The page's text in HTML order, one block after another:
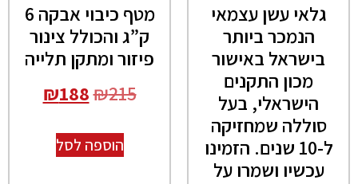
גלאי עשן עצמאי
הנמכר ביותר
בישראל באישור
מכון התקנים
הישראלי, בעל
סוללה שמחזיקה
ל-10 שנים. הזמינו
עכשיו ושמרו על
מטף כיבוי אבקה 6
ק”ג והכולל צינור
פיזור ומתקן תלייה
₪215
₪188
הוספה לסל